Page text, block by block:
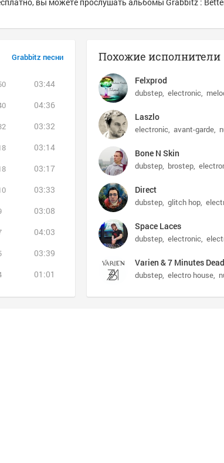
Grabbitz песни
03:44
04:36
03:32
03:14
03:17
03:33
03:08
04:03
03:39
01:01
Похожие исполнители
Felxprod
dubstep electronic
Laszlo
electronic avant-garde
Bone N Skin
dubstep brostep
Direct
dubstep glitch hop
Space Laces
dubstep electronic
Varien & 7 Minutes Dead
dubstep electro house